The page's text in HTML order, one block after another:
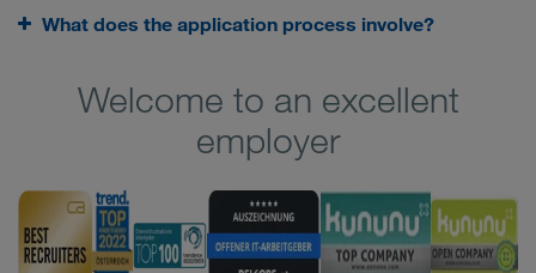
What does the application process involve?
Welcome to an excellent
employer